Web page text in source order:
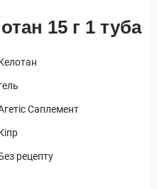
15 г 1 туба
Саплемент
рецепту